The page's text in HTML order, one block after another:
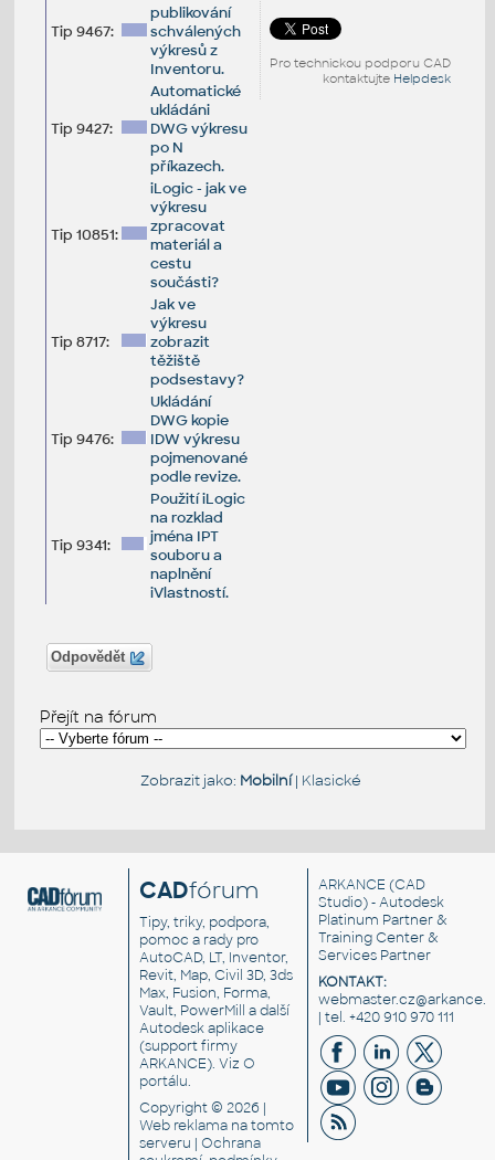
Pro technickou podporu CAD
kontaktujte Helpdesk
Tip 9467:
publikování
schválených
výkresů z
Inventoru.
Tip 9427:
Automatické
ukládáni
DWG výkresu
po N
příkazech.
Tip 10851:
iLogic - jak ve
výkresu
zpracovat
materiál a
cestu
součásti?
Tip 8717:
Jak ve
výkresu
zobrazit
těžiště
podsestavy?
Tip 9476:
Ukládání
DWG kopie
IDW výkresu
pojmenované
podle revize.
Tip 9341:
Použití iLogic
na rozklad
jména IPT
souboru a
naplnění
iVlastností.
Odpovědět
Přejít na fórum
Zobrazit jako: Mobilní| Klasické
CADfórum
Tipy, triky, podpora,
pomoc a rady pro
AutoCAD, LT, Inventor,
Revit, Map, Civil 3D, 3ds
Max, Fusion, Forma,
Vault, PowerMill a další
Autodesk aplikace
(support firmy
ARKANCE). VizO
portálu.
Copyright © 2026 |
Web reklama na tomto
serveru |Ochrana
ARKANCE (CAD
Studio) - Autodesk
Platinum Partner &
Training Center &
Services Partner
KONTAKT:
| tel. +420 910 970 111